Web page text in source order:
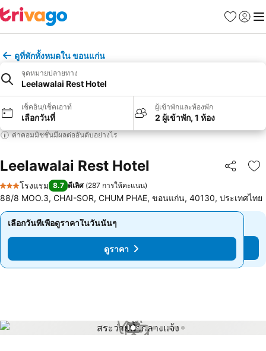
รายการโป
เข้าสู่ร
เมนู
ดูที่พักทั้งหมดใน ขอนแก่น
จุดหมายปลายทาง
Leelawalai Rest Hotel
เช็คอิน/เช็คเอาท์
เลือกวันที่
ผู้เข้าพักและห้องพัก
2 ผู้เข้าพัก, 1 ห้อง
ค่าคอมมิชชั่นมีผลต่ออันดับอย่างไร
Leelawalai Rest Hotel แชร์
เ
3 ดาว
โรงแรม 8.7 ดีเลิศ (287 การให้คะแนน)
88/8 MOO.3, CHAI-SOR, CHUM PHAE, ขอนแก่น, 40130, ประเทศไทย
เลือกวันที่เพื่อดูราคาในวันนั้นๆ
ดูราคา
เลือกวันที่เพื่อดูราคาในวันนั้นๆ
ดูราคา
1 / 8